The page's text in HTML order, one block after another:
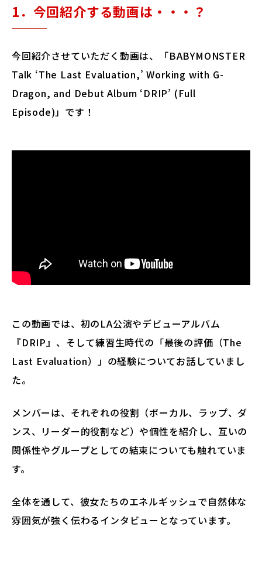
1．今回紹介する動画は・・・？
今回紹介させていただく動画は、「BABYMONSTER
Talk ‘The Last Evaluation,’ Working with G-
Dragon, and Debut Album ‘DRIP’ (Full
Episode)」です！
この動画では、初のLA公演やデビューアルバム
『DRIP』、そして練習生時代の「最後の評価（The
Last Evaluation）」の経験についてお話していまし
た。
メンバーは、それぞれの役割（ボーカル、ラップ、ダ
ンス、リーダー的役割など）や個性を紹介し、互いの
関係性やグループとしての結束についても触れていま
す。
全体を通して、彼女たちのエネルギッシュで自然体な
雰囲気が強く伝わるインタビューとなっています。